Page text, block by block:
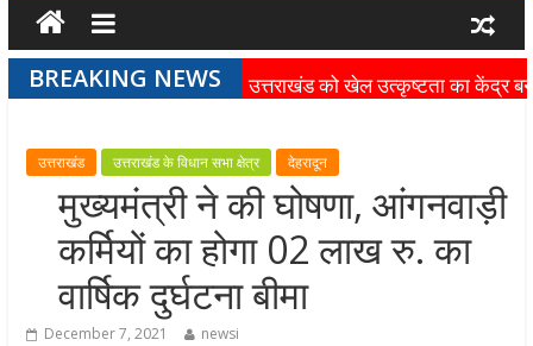
BREAKING NEWS
उत्तराखंड को खेल उत्कृष्टता का केंद्र
स्पोर्ट्स यूनिवर्सिटी परियोजना
खेल प्रतिभाओं को हरसंभव प्रोत्साहन
विश्वस्तरीय सुविधाएँ उपलब्ध कराना
की प्राथमिकता: मुख्यमंत्री धामी
राज्य के खिलाड़ियों ने अंतरराष्ट्रीय मंच
बढ़ाया उत्तराखंड का गौरव: मुख्यमंत्री
उत्तराखंड उत्तराखंड के विधान सभा क्षेत्र देहरादून
मुख्यमंत्री ने की घोषणा, आंगनवाड़ी
कर्मियों का होगा 02 लाख रु. का
वार्षिक दुर्घटना बीमा
December 7, 2021 newsi